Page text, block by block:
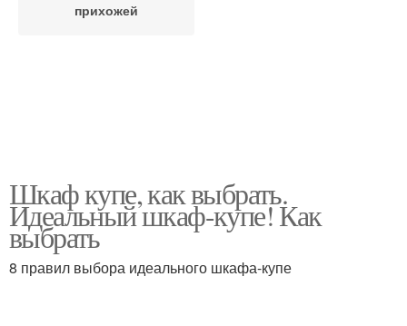
прихожей
Шкаф купе, как выбрать.
Идеальный шкаф-купе! Как
выбрать
8 правил выбора идеального шкафа-купе